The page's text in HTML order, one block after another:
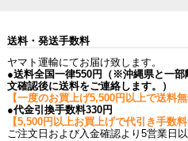
送料・発送手数料
ヤマト運輸にてお届け致します。
●送料全国一律550円（※沖縄県と一
文確認後に送料をご連絡します。）
【一度のお買上げ5,500円以上で送料無
●代金引換手数料330円
【5,500円以上お買上げで代引き手数料
ご注文日および入金確認より5営業日